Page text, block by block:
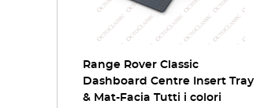
Range Rover Classic
Dashboard Centre Insert Tray
& Mat-Facia Tutti i colori